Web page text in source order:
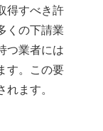
得すべき許
くの下請業
つ業者には
す。この要
ます。